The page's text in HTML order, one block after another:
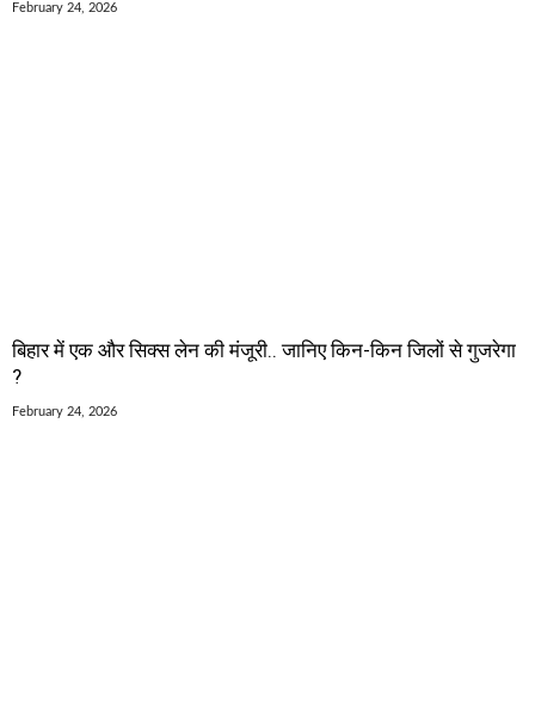
February 24, 2026
बिहार में एक और सिक्स लेन की मंजूरी.. जानिए किन-किन जिलों से गुजरेगा
?
February 24, 2026